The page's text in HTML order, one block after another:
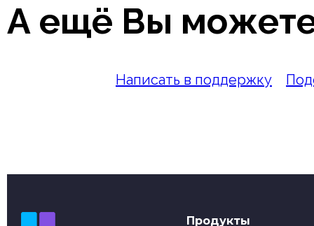
А ещё Вы
Написать в поддержку
Продукты